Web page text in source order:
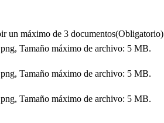
un máximo de 3 documentos(Obligatorio)
Tamaño máximo de archivo: 5 MB.
Tamaño máximo de archivo: 5 MB.
Tamaño máximo de archivo: 5 MB.